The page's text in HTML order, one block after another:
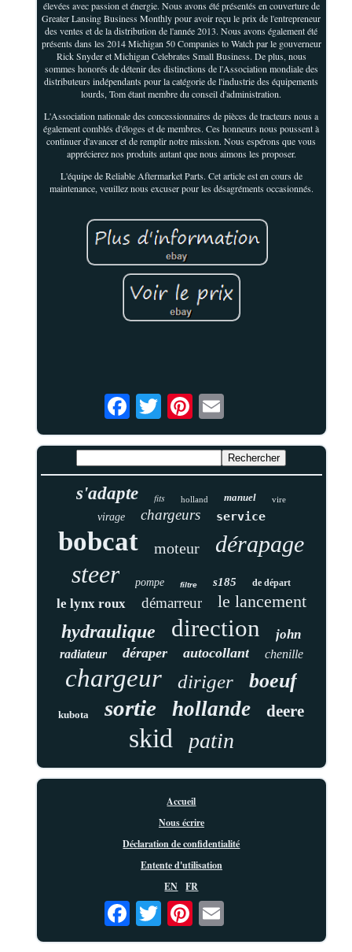
élevées avec passion et énergie. Nous avons été présentés en couverture de
Greater Lansing Business Monthly pour avoir reçu le prix de l'entrepreneur
des ventes et de la distribution de l'année 2013. Nous avons également été
présents dans les 2014 Michigan 50 Companies to Watch par le gouverneur
Rick Snyder et Michigan Celebrates Small Business. De plus, nous
sommes honorés de détenir des distinctions de l'Association mondiale des
distributeurs indépendants pour la catégorie de l'industrie des équipements
lourds, Tom étant membre du conseil d'administration.
L'Association nationale des concessionnaires de pièces de tracteurs nous a
également comblés d'éloges et de membres. Ces honneurs nous poussent à
continuer d'avancer et de remplir notre mission. Nous espérons que vous
apprécierez nos produits autant que nous aimons les proposer.
L'équipe de Reliable Aftermarket Parts. Cet article est en cours de
maintenance, veuillez nous excuser pour les désagréments occasionnés.
s'adapte fits holland manuel vire
virage chargeurs service
bobcat moteur dérapage
steer pompe filtre s185 de départ
le lynx roux démarreur le lancement
hydraulique direction john
radiateur déraper autocollant chenille
chargeur diriger boeuf
kubota sortie hollande deere
skid patin
Accueil
Nous écrire
Déclaration de confidentialité
Entente d'utilisation
EN
FR